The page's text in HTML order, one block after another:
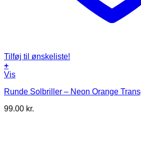
Tilføj til ønskeliste!
+
Vis
Runde Solbriller – Neon Orange
99.00 kr.